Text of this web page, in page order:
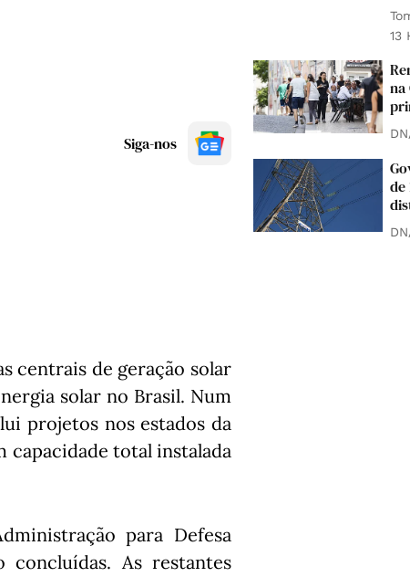
Siga-nos
centrais de geração solar
solar no Brasil. Num
projetos nos estados da
capacidade total instalada
para Defesa
concluídas. As restantes
13
na
de